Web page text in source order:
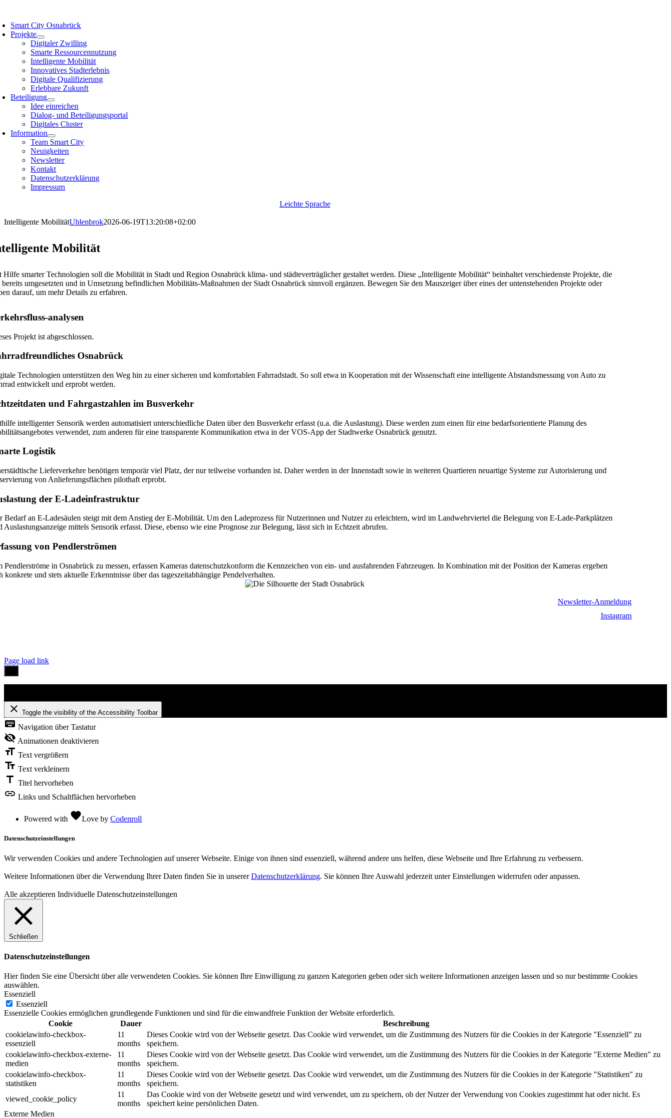
springen
Smart City Osnabrück
Projekte
Digitaler Zwilling
Smarte Ressourcennutzung
Intelligente Mobilität
Innovatives Stadterlebnis
Digitale Qualifizierung
Erlebbare Zukunft
Beteiligung
Idee einreichen
Dialog- und Beteiligungsportal
Digitales Cluster
Information
Team Smart City
Neuigkeiten
Newsletter
Kontakt
Datenschutzerklärung
Impressum
Leichte Sprache
Intelligente MobilitätUhlenbrok2026-06-19T13:20:08+02:00
Mobilität
Hilfe smarter Technologien soll die Mobilität in Stadt und Region Osnabrück klima- und städteverträglicher gestaltet werden. Diese „Intelligente Mobilität“ beinhaltet verschiedenste Projekte, die
bereits umgesetzten und in Umsetzung befindlichen Mobilitäts-Maßnahmen der Stadt Osnabrück sinnvoll ergänzen. Bewegen Sie den Mauszeiger über eines der untenstehenden Projekte oder
darauf, um mehr Details zu erfahren.
analysen
Projekt ist abgeschlossen.
Osnabrück
Technologien unterstützen den Weg hin zu einer sicheren und komfortablen Fahrradstadt. So soll etwa in Kooperation mit der Wissenschaft eine intelligente Abstandsmessung von Auto zu
entwickelt und erprobt werden.
und Fahrgastzahlen im Busverkehr
intelligenter Sensorik werden automatisiert unterschiedliche Daten über den Busverkehr erfasst (u.a. die Auslastung). Diese werden zum einen für eine bedarfsorientierte Planung des
verwendet, zum anderen für eine transparente Kommunikation etwa in der VOS-App der Stadtwerke Osnabrück genutzt.
Logistik
Lieferverkehre benötigen temporär viel Platz, der nur teilweise vorhanden ist. Daher werden in der Innenstadt sowie in weiteren Quartieren neuartige Systeme zur Autorisierung und
von Anlieferungsflächen pilothaft erprobt.
der E-Ladeinfrastruktur
Bedarf an E-Ladesäulen steigt mit dem Anstieg der E-Mobilität. Um den Ladeprozess für Nutzerinnen und Nutzer zu erleichtern, wird im Landwehrviertel die Belegung von E-Lade-Parkplätzen
Auslastungsanzeige mittels Sensorik erfasst. Diese, ebenso wie eine Prognose zur Belegung, lässt sich in Echtzeit abrufen.
von Pendlerströmen
Pendlerströme in Osnabrück zu messen, erfassen Kameras datenschutzkonform die Kennzeichen von ein- und ausfahrenden Fahrzeugen. In Kombination mit der Position der Kameras ergeben
konkrete und stets aktuelle Erkenntnisse über das tageszeitabhängige Pendelverhalten.
Newsletter-Anmeldung
Instagram
Page load link
close Toggle the visibility of the Accessibility Toolbar
keyboard Navigation über Tastatur
visibility_off Animationen deaktivieren
format_size Text vergrößern
text_fields Text verkleinern
title Titel hervorheben
link Links und Schaltflächen hervorheben
Powered with favoriteLove by Codenroll
Datenschutzeinstellungen
Wir verwenden Cookies und andere Technologien auf unserer Webseite. Einige von ihnen sind essenziell, während andere uns helfen, diese Webseite und Ihre Erfahrung zu verbessern.
Weitere Informationen über die Verwendung Ihrer Daten finden Sie in unsererDatenschutzerklärung. Sie können Ihre Auswahl jederzeit unter Einstellungen widerrufen oder anpassen.
Alle akzeptieren Individuelle Datenschutzeinstellungen
Schließen
Datenschutzeinstellungen
Hier finden Sie eine Übersicht über alle verwendeten Cookies. Sie können Ihre Einwilligung zu ganzen Kategorien geben oder sich weitere Informationen anzeigen lassen und so nur bestimmte Cookies
auswählen.
Essenziell
Essenziell
Essenzielle Cookies ermöglichen grundlegende Funktionen und sind für die einwandfreie Funktion der Website erforderlich.
Cookie
Dauer
Beschreibung
cookielawinfo-checkbox-
essenziell
11
months
Dieses Cookie wird von der Webseite gesetzt. Das Cookie wird verwendet, um die Zustimmung des Nutzers für die Cookies in der Kategorie "Essenziell" zu
speichern.
cookielawinfo-checkbox-externe-
medien
11
months
Dieses Cookie wird von der Webseite gesetzt. Das Cookie wird verwendet, um die Zustimmung des Nutzers für die Cookies in der Kategorie "Externe Medien" zu
speichern.
cookielawinfo-checkbox-
statistiken
11
months
Dieses Cookie wird von der Webseite gesetzt. Das Cookie wird verwendet, um die Zustimmung des Nutzers für die Cookies in der Kategorie "Statistiken" zu
speichern.
viewed_cookie_policy
11
months
Das Cookie wird von der Webseite gesetzt und wird verwendet, um zu speichern, ob der Nutzer der Verwendung von Cookies zugestimmt hat oder nicht. Es
speichert keine persönlichen Daten.
Externe Medien